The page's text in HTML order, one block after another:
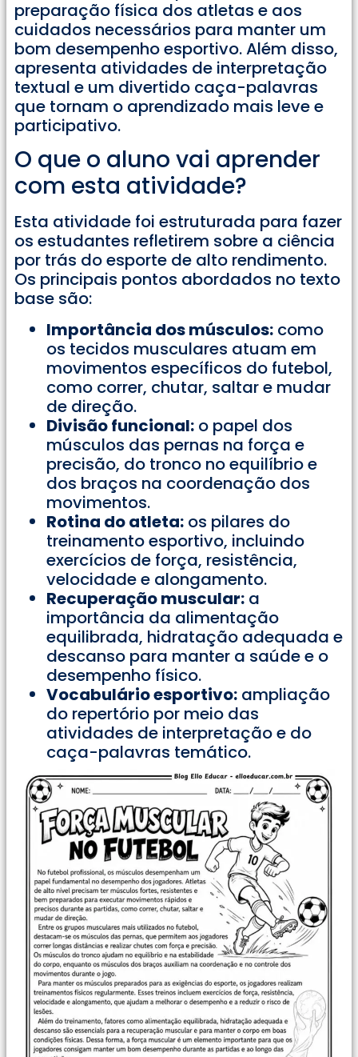
preparação física dos atletas e aos
cuidados necessários para manter um
bom desempenho esportivo. Além disso,
apresenta atividades de interpretação
textual e um divertido caça-palavras
que tornam o aprendizado mais leve e
participativo.
O que o aluno vai aprender
com esta atividade?
Esta atividade foi estruturada para fazer
os estudantes refletirem sobre a ciência
por trás do esporte de alto rendimento.
Os principais pontos abordados no texto
base são:
Importância dos músculos: como
os tecidos musculares atuam em
movimentos específicos do futebol,
como correr, chutar, saltar e mudar
de direção.
Divisão funcional: o papel dos
músculos das pernas na força e
precisão, do tronco no equilíbrio e
dos braços na coordenação dos
movimentos.
Rotina do atleta: os pilares do
treinamento esportivo, incluindo
exercícios de força, resistência,
velocidade e alongamento.
Recuperação muscular: a
importância da alimentação
equilibrada, hidratação adequada e
descanso para manter a saúde e o
desempenho físico.
Vocabulário esportivo: ampliação
do repertório por meio das
atividades de interpretação e do
caça-palavras temático.